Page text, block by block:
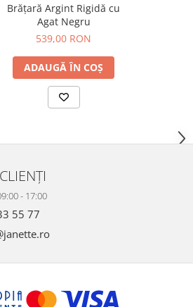
Brățară Argint Rigidă cu
Agat Negru
539,00 RON
ADAUGĂ ÎN COȘ
- 17:00
55 77